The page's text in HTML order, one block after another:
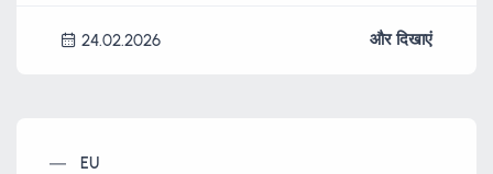
24.02.2026 और दिखाएं
EU